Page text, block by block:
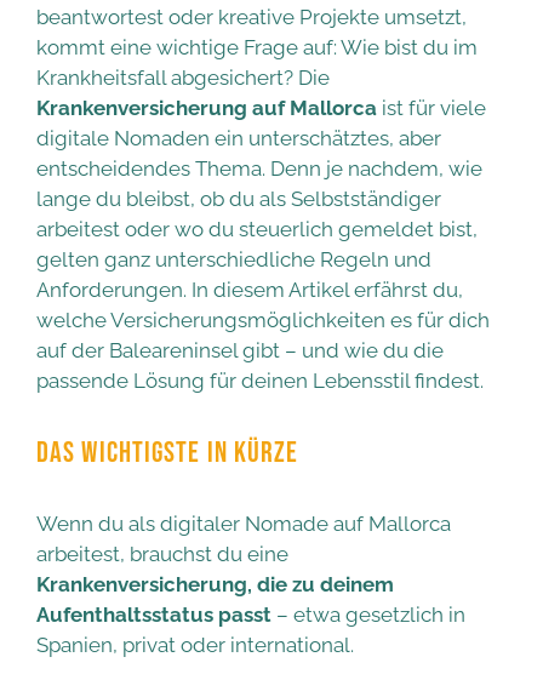
beantwortest oder kreative Projekte umsetzt,
kommt eine wichtige Frage auf: Wie bist du im
Krankheitsfall abgesichert? Die
Krankenversicherung auf Mallorca ist für viele
digitale Nomaden ein unterschätztes, aber
entscheidendes Thema. Denn je nachdem, wie
lange du bleibst, ob du als Selbstständiger
arbeitest oder wo du steuerlich gemeldet bist,
gelten ganz unterschiedliche Regeln und
Anforderungen. In diesem Artikel erfährst du,
welche Versicherungsmöglichkeiten es für dich
auf der Baleareninsel gibt – und wie du die
passende Lösung für deinen Lebensstil findest.
DAS WICHTIGSTE IN KÜRZE
Wenn du als digitaler Nomade auf Mallorca
arbeitest, brauchst du eine
Krankenversicherung, die zu deinem
Aufenthaltsstatus passt – etwa gesetzlich in
Spanien, privat oder international.